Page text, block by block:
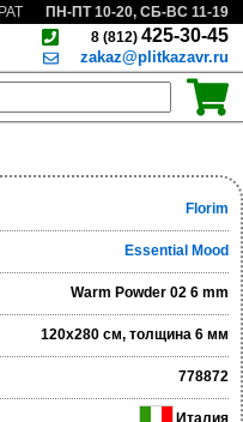
ПН-ПТ 10-20, СБ-ВС 11-19
8 (812) 425-30-45
zakaz@plitkazavr.ru
Florim
Essential Mood
Warm Powder 02 6 mm
120x280 см, толщина 6 мм
778872
Италия